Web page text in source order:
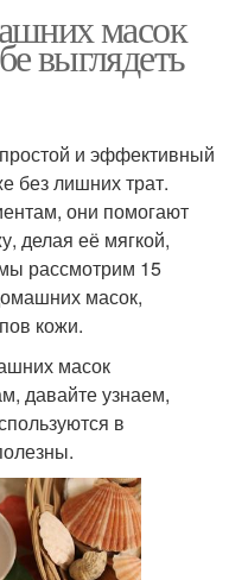
масок
выглядеть
и эффективный
без лишних трат.
они помогают
делая её мягкой,
рассмотрим 15
масок,
кожи.
масок
давайте узнаем,
в